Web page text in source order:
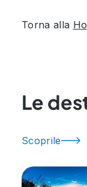
Torna alla
Le
Scoprile